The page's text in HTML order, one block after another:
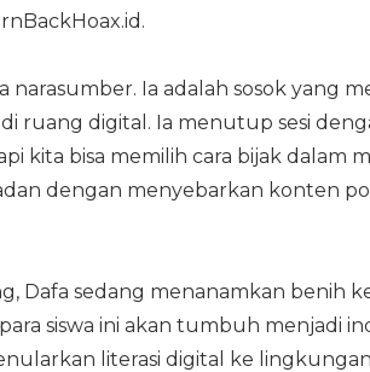
narasumber. Ia adalah sosok yang
ruang digital. Ia menutup sesi
kita bisa memilih cara bijak dalam
dengan menyebarkan konten
Dafa sedang menanamkan benih
siswa ini akan tumbuh menjadi
literasi digital ke